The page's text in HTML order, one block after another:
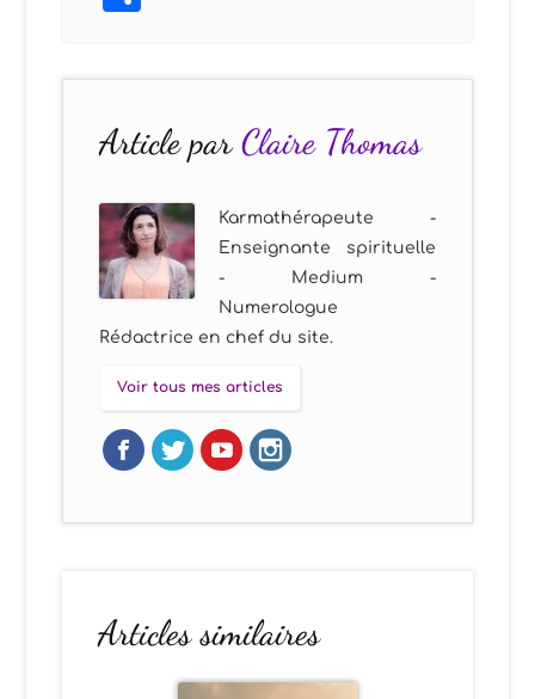
Article parClaire Thomas
Karmathérapeute -
Enseignante spirituelle
- Medium -
Numerologue
Rédactrice en chef du site.
Voir tous mes articles
Articles similaires